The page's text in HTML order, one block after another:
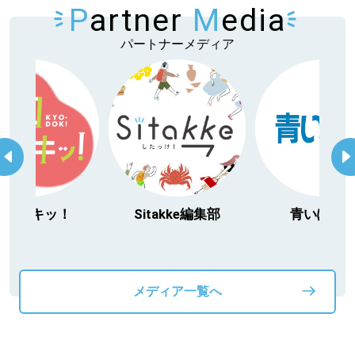
Partner Media
パートナーメディア
編集部 青いぽすと
「北海道３大
メディア一覧へ